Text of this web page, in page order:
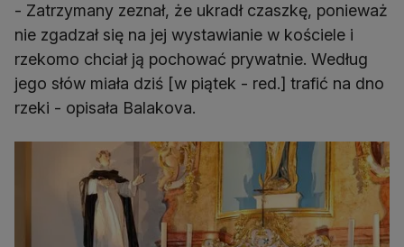
- Zatrzymany zeznał, że ukradł czaszkę, ponieważ
nie zgadzał się na jej wystawianie w kościele i
rzekomo chciał ją pochować prywatnie. Według
jego słów miała dziś [w piątek - red.] trafić na dno
rzeki - opisała Balakova.